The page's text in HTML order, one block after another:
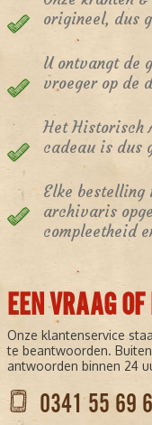
origineel, dus
U ontvangt de
vroeger op de
Het Historisch
cadeau is dus
Elke
archivaris
compleetheid
EEN VRAAG
Onze klantenservice
te beantwoorden.
antwoorden binnen 24
0341 55 69